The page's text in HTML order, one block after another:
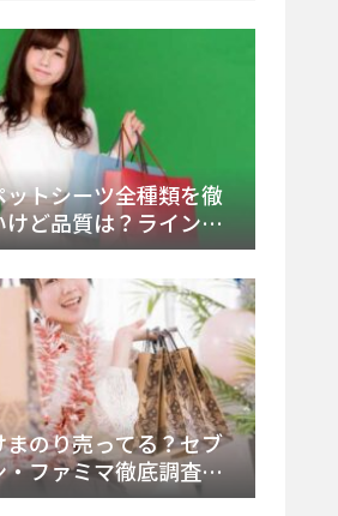
ットシーツ全種類を徹
ど品質は？ラインナ
（Amazon・楽天含む）
のり売ってる？セブ
ファミマ徹底調査！
、Amazon楽天で買う方